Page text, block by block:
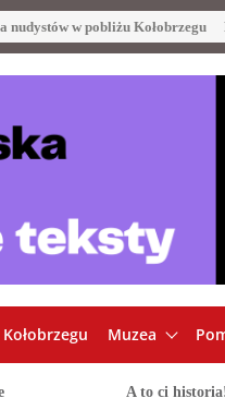
nudystów w pobliżu Kołobrzegu
Muzea
A to ci